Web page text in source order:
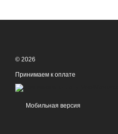
© 2026
Принимаем к оплате
Мобильная версия